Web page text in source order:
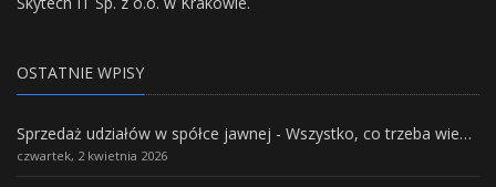
OSTATNIE WPISY
Sprzedaż udziałów w spółce jawnej - Wszystko, co trzeba wiedzieć.
czwartek, 2 kwietnia 2026